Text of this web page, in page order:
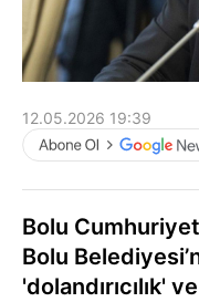
12.05.2026 19:39
Bolu Cumhuriyet
Bolu
'dolandırıcılık'